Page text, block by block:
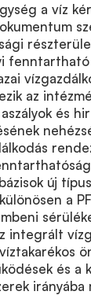
a víz
az
és
új
a
integrált
és a
irányába